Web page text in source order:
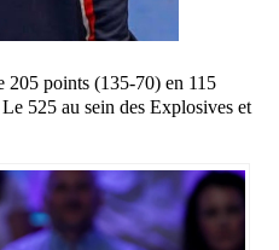
205 points (135-70) en 115
525 au sein des Explosives et